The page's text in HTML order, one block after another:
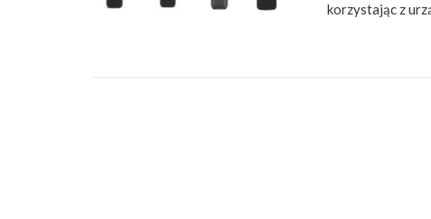
korzystając z